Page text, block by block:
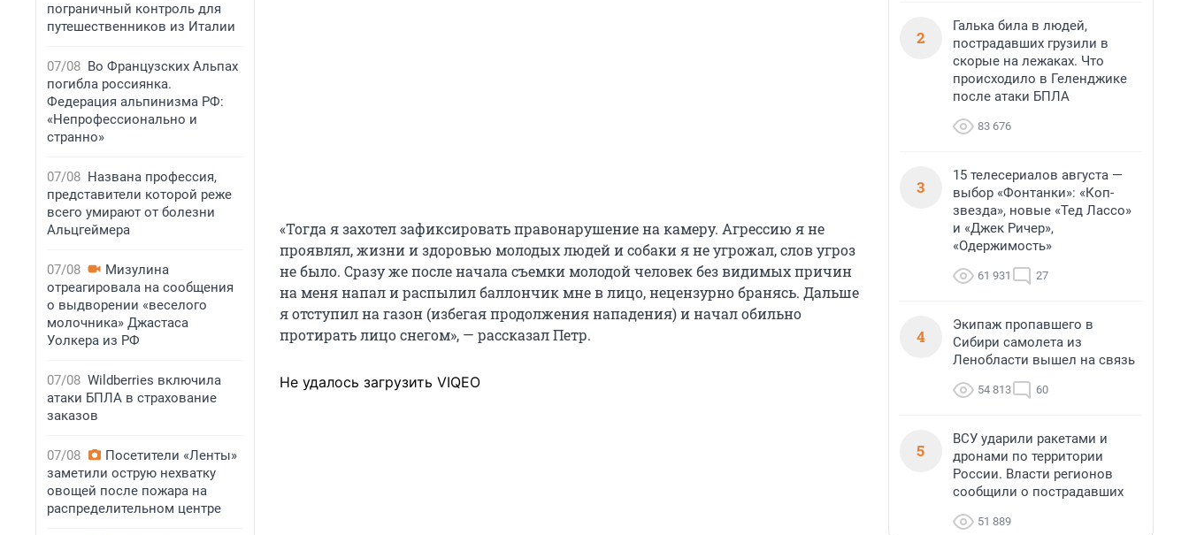
пограничный контроль для
путешественников из Италии
07/08 Во Французских Альпах
погибла россиянка.
Федерация альпинизма РФ:
«Непрофессионально и
странно»
07/08 Названа профессия,
представители которой реже
всего умирают от болезни
Альцгеймера
07/08
Мизулина
отреагировала на сообщения
о выдворении «веселого
молочника» Джастаса
Уолкера из РФ
07/08 Wildberries включила
атаки БПЛА в страхование
заказов
07/08
Посетители «Ленты»
заметили острую нехватку
овощей после пожара на
распределительном центре
«Тогда я захотел зафиксировать правонарушение на камеру. Агрессию я не
проявлял, жизни и здоровью молодых людей и собаки я не угрожал, слов угроз
не было. Сразу же после начала съемки молодой человек без видимых причин
на меня напал и распылил баллончик мне в лицо, нецензурно бранясь. Дальше
я отступил на газон (избегая продолжения нападения) и начал обильно
протирать лицо снегом», — рассказал Петр.
Не удалось загрузить VIQEO
2
Галька била в людей,
пострадавших грузили в
скорые на лежаках. Что
происходило в Геленджике
после атаки БПЛА
83 676
3
15 телесериалов августа —
выбор «Фонтанки»: «Коп-
звезда», новые «Тед Лассо»
и «Джек Ричер»,
«Одержимость»
61 931 27
4
Экипаж пропавшего в
Сибири самолета из
Ленобласти вышел на связь
54 813 60
5
ВСУ ударили ракетами и
дронами по территории
России. Власти регионов
сообщили о пострадавших
51 889